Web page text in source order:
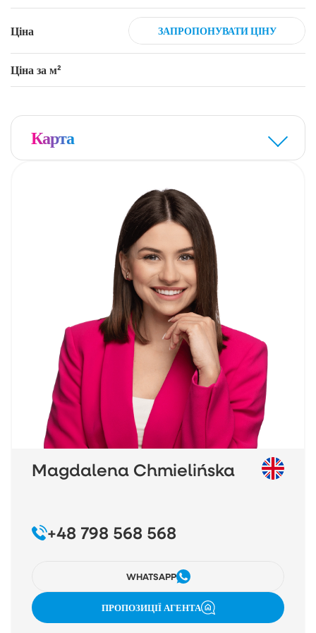
Zapraszam serdecznie do kontaktu i na prezentację!
Ціна ЗАПРОПОНУВАТИ ЦІНУ
Ціна за м²
Карта
Magdalena Chmielińska
+48 798 568 568
WHATSAPP
ПРОПОЗИЦІЇ АГЕНТА